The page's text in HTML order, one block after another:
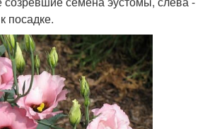
посадке.